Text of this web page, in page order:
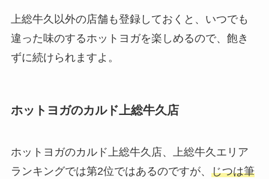
上総牛久以外の店舗も登録しておくと、いつでも
違った味のするホットヨガを楽しめるので、飽き
ずに続けられますよ。
ホットヨガのカルド上総牛久店
ホットヨガのカルド上総牛久店、上総牛久エリア
ランキングでは第2位ではあるのですが、 じつは筆